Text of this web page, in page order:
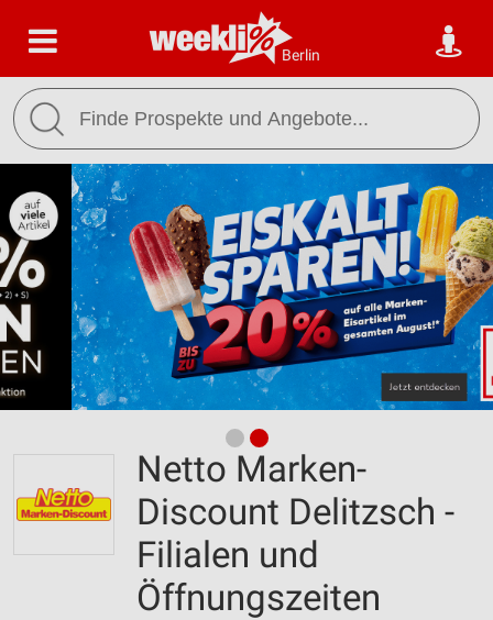
Berlin
Netto Marken-
Discount Delitzsch -
Filialen und
Öffnungszeiten